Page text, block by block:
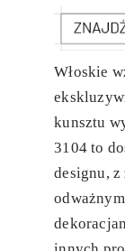
Włoskie
kunsztu
3104 to
designu,